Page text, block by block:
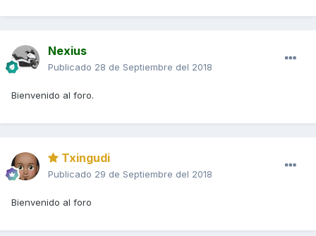
Nexius
Publicado 28 de Septiembre del 2018
Bienvenido al foro.
Txingudi
Publicado 29 de Septiembre del 2018
Bienvenido al foro